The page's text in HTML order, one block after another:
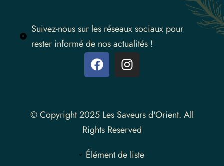
Suivez-nous sur les réseaux sociaux pour
rester informé de nos actualités !
© Copyright 2025 Les Saveurs d'Orient. All
Rights Reserved
Élément de liste
Instagram